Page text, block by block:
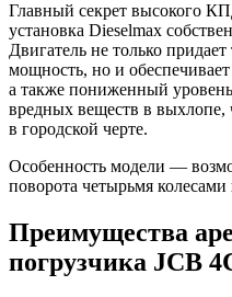
Главный секрет высокого
установка Dieselmax
Двигатель не только
мощность, но и
а также пониженный
вредных веществ в выхлопе,
в городской черте.
Особенность модели —
поворота четырьмя
Преимущества
погрузчика JCB